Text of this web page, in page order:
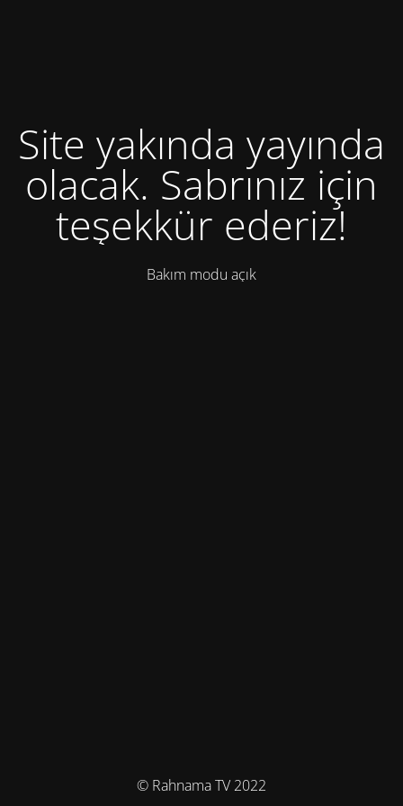
Site yakında yayında
olacak. Sabrınız için
teşekkür ederiz!
Bakım modu açık
© Rahnama TV 2022